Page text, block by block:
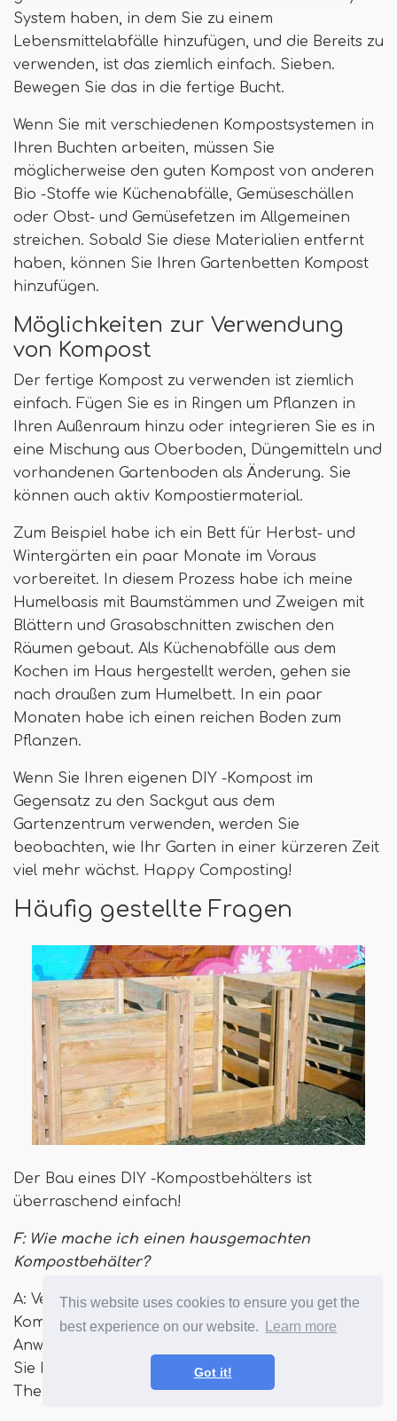
This website uses cookies to ensure you get the
best experience on our website.
Learn more
Got it!
System haben, in dem Sie zu einem
Lebensmittelabfälle hinzufügen, und die Bereits zu
verwenden, ist das ziemlich einfach. Sieben.
Bewegen Sie das in die fertige Bucht.
Wenn Sie mit verschiedenen Kompostsystemen in
Ihren Buchten arbeiten, müssen Sie
möglicherweise den guten Kompost von anderen
Bio -Stoffe wie Küchenabfälle, Gemüseschällen
oder Obst- und Gemüsefetzen im Allgemeinen
streichen. Sobald Sie diese Materialien entfernt
haben, können Sie Ihren Gartenbetten Kompost
hinzufügen.
Möglichkeiten zur Verwendung
von Kompost
Der fertige Kompost zu verwenden ist ziemlich
einfach. Fügen Sie es in Ringen um Pflanzen in
Ihren Außenraum hinzu oder integrieren Sie es in
eine Mischung aus Oberboden, Düngemitteln und
vorhandenen Gartenboden als Änderung. Sie
können auch aktiv Kompostiermaterial.
Zum Beispiel habe ich ein Bett für Herbst- und
Wintergärten ein paar Monate im Voraus
vorbereitet. In diesem Prozess habe ich meine
Humelbasis mit Baumstämmen und Zweigen mit
Blättern und Grasabschnitten zwischen den
Räumen gebaut. Als Küchenabfälle aus dem
Kochen im Haus hergestellt werden, gehen sie
nach draußen zum Humelbett. In ein paar
Monaten habe ich einen reichen Boden zum
Pflanzen.
Wenn Sie Ihren eigenen DIY -Kompost im
Gegensatz zu den Sackgut aus dem
Gartenzentrum verwenden, werden Sie
beobachten, wie Ihr Garten in einer kürzeren Zeit
viel mehr wächst. Happy Composting!
Häufig gestellte Fragen
Der Bau eines DIY -Kompostbehälters ist
überraschend einfach!
F: Wie mache ich einen hausgemachten
Kompostbehälter?
A: Verwenden Sie einen Kunststoffbehälter, einen
Kompost -Becher oder verwenden Sie unsere
Anweisungen hier, um ein Bay -System zu erstellen.
Sie können auch Grabenkompost. All diese
Themen sind in diesem Stück behandelt.